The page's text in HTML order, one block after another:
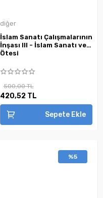
diğer
İslam Sanatı Çalışmalarının
İnşası III - İslam Sanatı ve
Ötesi
500,00 TL
420,52 TL
Sepete Ekle
%5